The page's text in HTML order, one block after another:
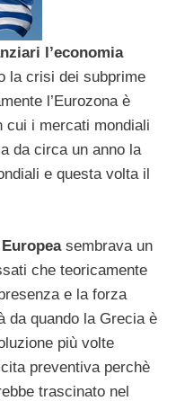
l’economia
la crisi dei subprime
l’Eurozona è
cui i mercati mondiali
da circa un anno la
e questa volta il
sembrava un
che teoricamente
e la forza
da quando la Grecia è
più volte
preventiva perchè
trascinato nel